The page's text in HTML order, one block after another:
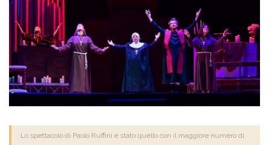
Lo spettacolo di Paolo Ruffini è stato quello con il maggiore numero di